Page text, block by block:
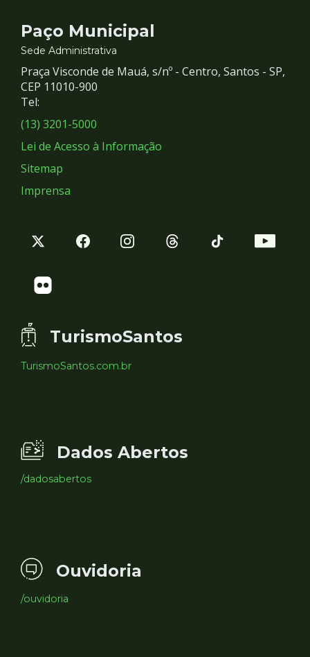
Contato
e
Redes
Sociais
Paço Municipal
Sede Administrativa
Praça Visconde de Mauá, s/nº - Centro, Santos - SP,
CEP 11010-900
Tel:
(13) 3201-5000
Lei de Acesso à Informação
Sitemap
Imprensa
TurismoSantos
TurismoSantos.com.br
Dados Abertos
/dadosabertos
Ouvidoria
/ouvidoria